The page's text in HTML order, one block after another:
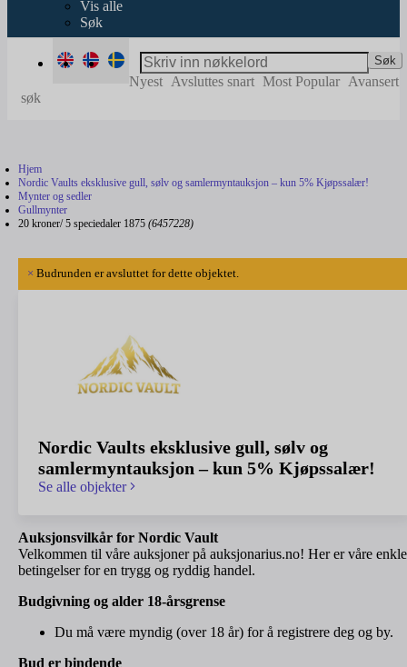
Vis alle
Søk
Søk
Nyest Avsluttes snart Most Popular Avansert
søk
Hjem
Nordic Vaults eksklusive gull, sølv og samlermyntauksjon – kun 5% Kjøpssalær!
Mynter og sedler
Gullmynter
20 kroner/ 5 speciedaler 1875 (6457228)
× Budrunden er avsluttet for dette objektet.
Nordic Vaults eksklusive gull, sølv og
samlermyntauksjon – kun 5% Kjøpssalær!
Se alle objekter
Auksjonsvilkår for Nordic Vault
Velkommen til våre auksjoner på auksjonarius.no! Her er våre enkle
betingelser for en trygg og ryddig handel.
Budgivning og alder 18-årsgrense
Du må være myndig (over 18 år) for å registrere deg og by.
Bud er bindende